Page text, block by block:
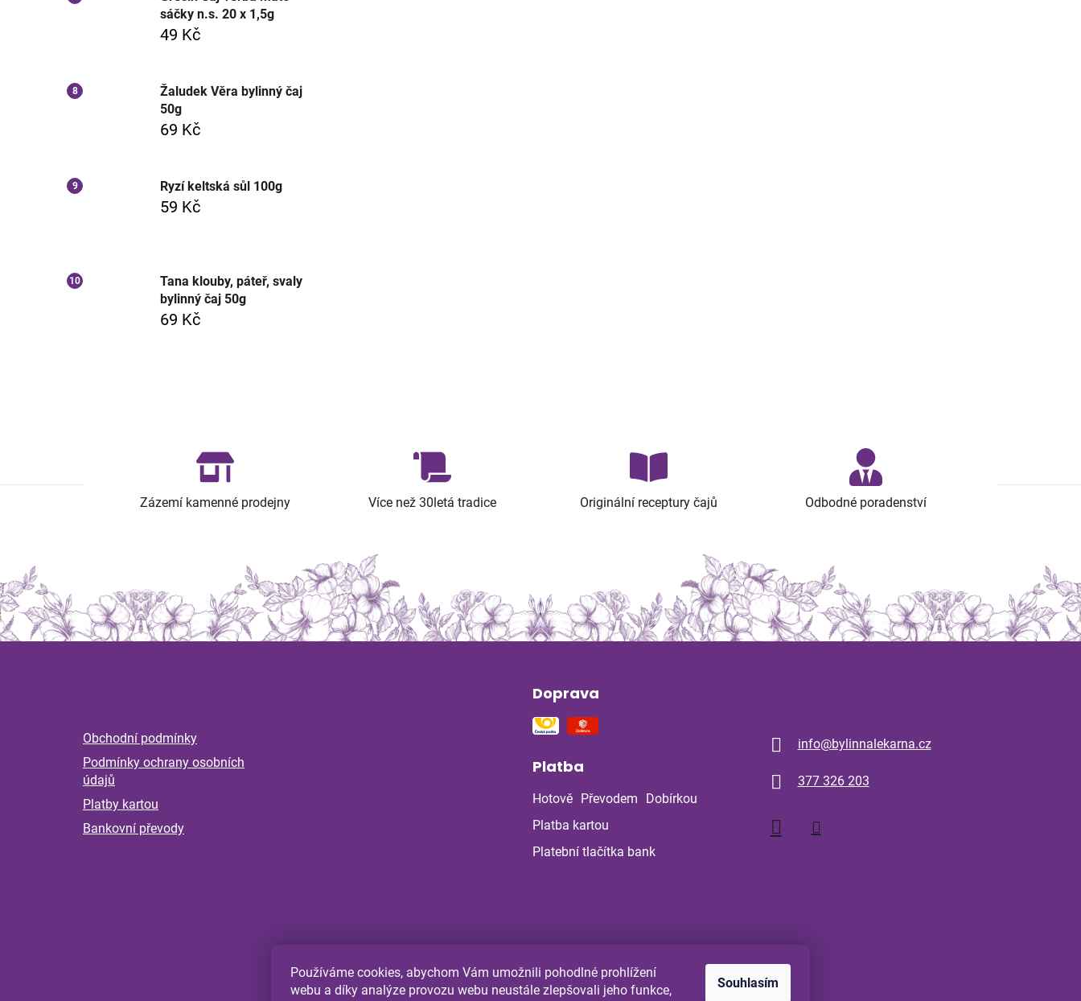
Používáme cookies, abychom Vám umožnili pohodlné prohlížení
webu a díky analýze provozu webu neustále zlepšovali jeho funkce,
Souhlasím
sáčky n.s. 20 x 1,5g
49 Kč
Žaludek Věra bylinný čaj
50g
69 Kč
Ryzí keltská sůl 100g
59 Kč
Tana klouby, páteř, svaly
bylinný čaj 50g
69 Kč
Zázemí kamenné prodejny Více než 30letá tradice Originální receptury čajů Odbodné poradenství
Obchodní podmínky
Podmínky ochrany osobních
údajů
Platby kartou
Bankovní převody
Doprava
Platba
Hotově Převodem
Dobírkou
Platba kartou
Platební tlačítka bank
info@bylinnalekarna.cz
377 326 203
Shoptet.cz Comgate.cz